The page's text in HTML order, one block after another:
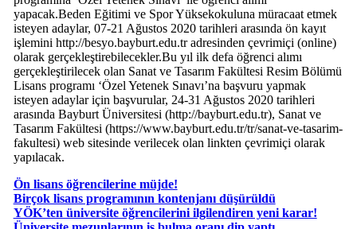
yapacak.Beden Eğitimi ve Spor Yüksekokuluna müracaat etmek
isteyen adaylar, 07-21 Ağustos 2020 tarihleri arasında ön kayıt
işlemini http://besyo.bayburt.edu.tr adresinden çevrimiçi (online)
olarak gerçekleştirebilecekler.Bu yıl ilk defa öğrenci alımı
gerçekleştirilecek olan Sanat ve Tasarım Fakültesi Resim Bölümü
Lisans programı ‘Özel Yetenek Sınavı’na başvuru yapmak
isteyen adaylar için başvurular, 24-31 Ağustos 2020 tarihleri
arasında Bayburt Üniversitesi (http://bayburt.edu.tr), Sanat ve
Tasarım Fakültesi (https://www.bayburt.edu.tr/tr/sanat-ve-tasarim-
fakultesi) web sitesinde verilecek olan linkten çevrimiçi olarak
yapılacak.
Ön lisans öğrencilerine müjde!
Birçok lisans programının kontenjanı düşürüldü
YÖK’ten üniversite öğrencilerini ilgilendiren yeni karar!